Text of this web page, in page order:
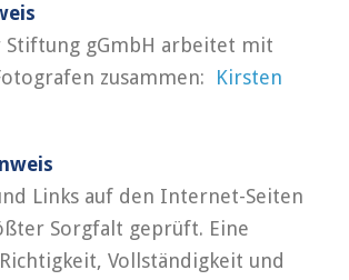
Stiftung gGmbH arbeitet mit
zusammen: Kirsten
Links auf den Internet-Seiten
Sorgfalt geprüft. Eine
Vollständigkeit und